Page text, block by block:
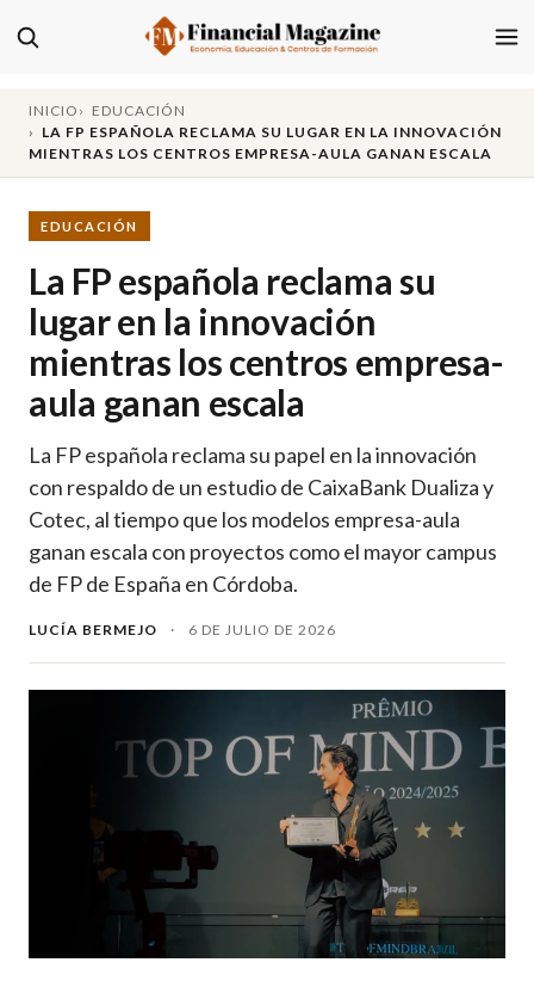
INICIO
EDUCACIÓN
LA FP ESPAÑOLA RECLAMA SU LUGAR EN LA INNOVACIÓN
MIENTRAS LOS CENTROS EMPRESA-AULA GANAN ESCALA
EDUCACIÓN
La FP española reclama su
lugar en la innovación
mientras los centros empresa-
aula ganan escala
La FP española reclama su papel en la innovación
con respaldo de un estudio de CaixaBank Dualiza y
Cotec, al tiempo que los modelos empresa-aula
ganan escala con proyectos como el mayor campus
de FP de España en Córdoba.
LUCÍA BERMEJO · 6 DE JULIO DE 2026